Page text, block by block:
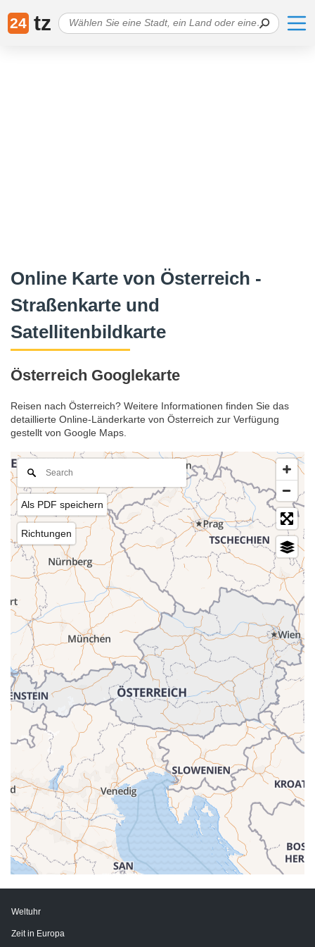
24 tz
Online Karte von Österreich -
Straßenkarte und
Satellitenbildkarte
Österreich Googlekarte
Reisen nach Österreich? Weitere Informationen finden Sie das
detaillierte Online-Länderkarte von Österreich zur Verfügung
gestellt von Google Maps.
Als PDF speichern
Richtungen
Weltuhr
Zeit in Europa